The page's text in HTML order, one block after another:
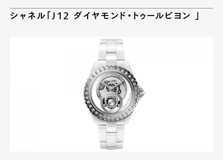
シャネル「J12 ダイヤモンド・トゥールビヨン 」